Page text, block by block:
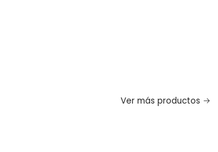
Ver más productos